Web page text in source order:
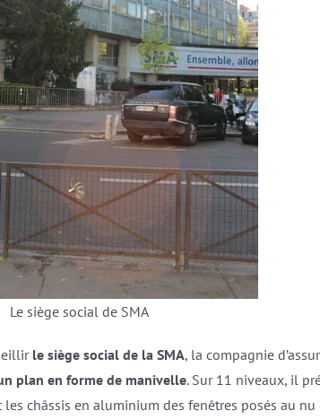
Le siège social de SMA
le siège social de la SMA, la compagnie
plan en forme de manivelle. Sur 11 niveaux, il
châssis en aluminium des fenêtres posés au nu